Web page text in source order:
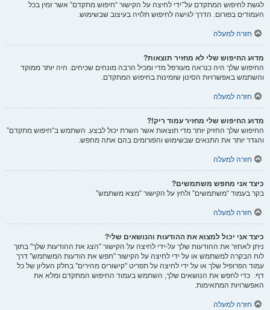
לגשת לחיפוש המתקדם על־ידי לחיצה על הקישור “חיפוש מתקדם” אשר זמין בכל
העמודים בפורום. הדרך לגישה לחיפוש תלויה בעיצוב שבשימוש.
חזרה למעלה
מדוע החיפוש שלי לא מחזיר תוצאות?
החיפוש שלך היה כנראה מעורפל מדי ומכיל הרבה מונחים שכיחים. היה יותר ממוקד
והשתמש באפשרויות הסינון שזמינות בחיפוש המתקדם.
חזרה למעלה
מדוע החיפוש שלי מחזיר עמוד ריק!?
החיפוש שלך החזיק יותר מדי תוצאות אשר השרת יכול לבצע. השתמש ב“חיפוש מתקדם”
והגדר יותר את התנאים שבשימוש והפורומים בהם אתה מחפש.
חזרה למעלה
כיצד אני מחפש משתמשים?
בקר בעמוד “משתמשים” ולחץ על הקישור “מצא משתמש”
חזרה למעלה
כיצד אני יכול למצוא את ההודעות והנושאים שלי?
ניתן לאחזר את ההודעות שלך על-ידי לחיצה על הקישור "הצג את ההודעות שלך" בתוך
לוח הבקרה למשתמש או על ידי לחיצה על הקישור "חפש את הודעות המשתמש" דרך
עמוד הפרופיל שלך או על ידי לחיצה על תפריט "קישורים מהירים" בחלק העליון של כל
דף. כדי לחפש את הנושאים שלך, השתמש בעמוד החיפוש המתקדם ומלא את
האפשרויות המתאימות.
חזרה למעלה